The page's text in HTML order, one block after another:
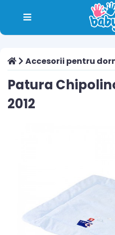
Accesorii pentru
Patura
2012